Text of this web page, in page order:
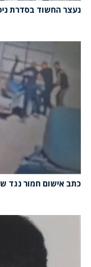
נעצר החשוד בסדרת
כתב אישום חמור נגד